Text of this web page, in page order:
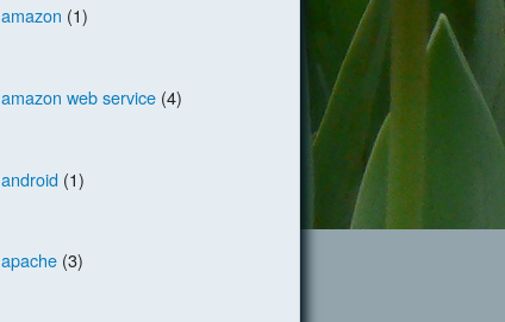
amazon (1)
amazon web service (4)
android (1)
apache (3)